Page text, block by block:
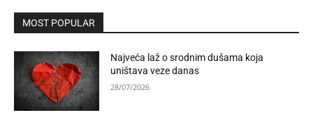
MOST POPULAR
Najveća laž o srodnim dušama koja
uništava veze danas
28/07/2026